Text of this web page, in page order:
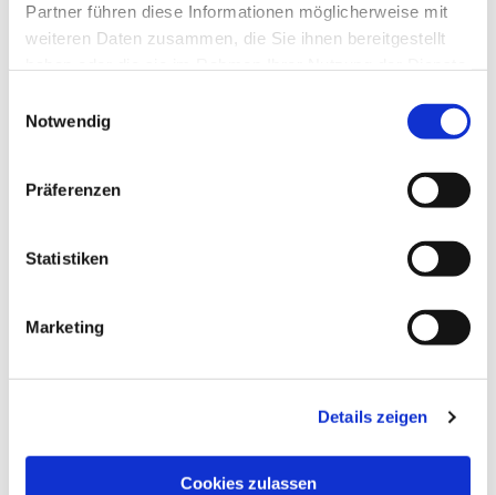
Partner führen diese Informationen möglicherweise mit
weiteren Daten zusammen, die Sie ihnen bereitgestellt
Notwendig
Präferenzen
Statistiken
Marketing
Details zeigen
Cookies zulassen